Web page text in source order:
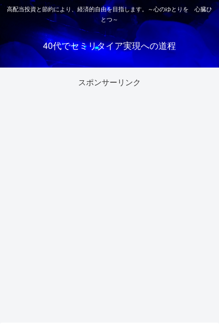
高配当投資と節約により、経済的自由を目指します。～心のゆとりを 心臓ひ
とつ～
40代でセミリタイア実現への道程
スポンサーリンク